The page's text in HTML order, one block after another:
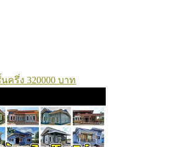
รึ่ง 320000 บาท